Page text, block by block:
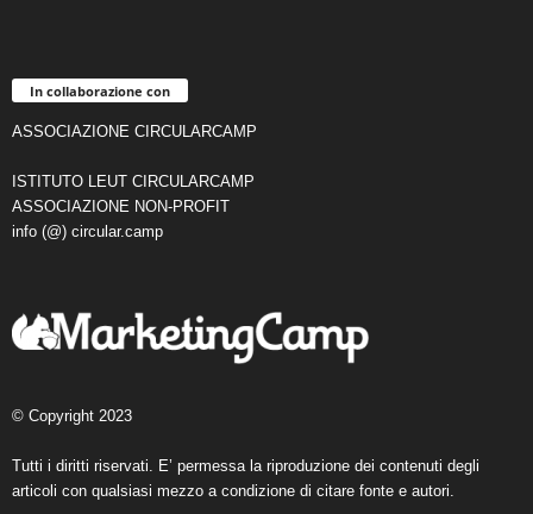
In collaborazione con
ASSOCIAZIONE CIRCULARCAMP
ISTITUTO LEUT CIRCULARCAMP
ASSOCIAZIONE NON-PROFIT
info (@) circular.camp
© Copyright 2023
Tutti i diritti riservati. E’ permessa la riproduzione dei contenuti degli
articoli con qualsiasi mezzo a condizione di citare fonte e autori.